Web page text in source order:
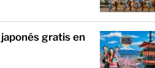
gratis en